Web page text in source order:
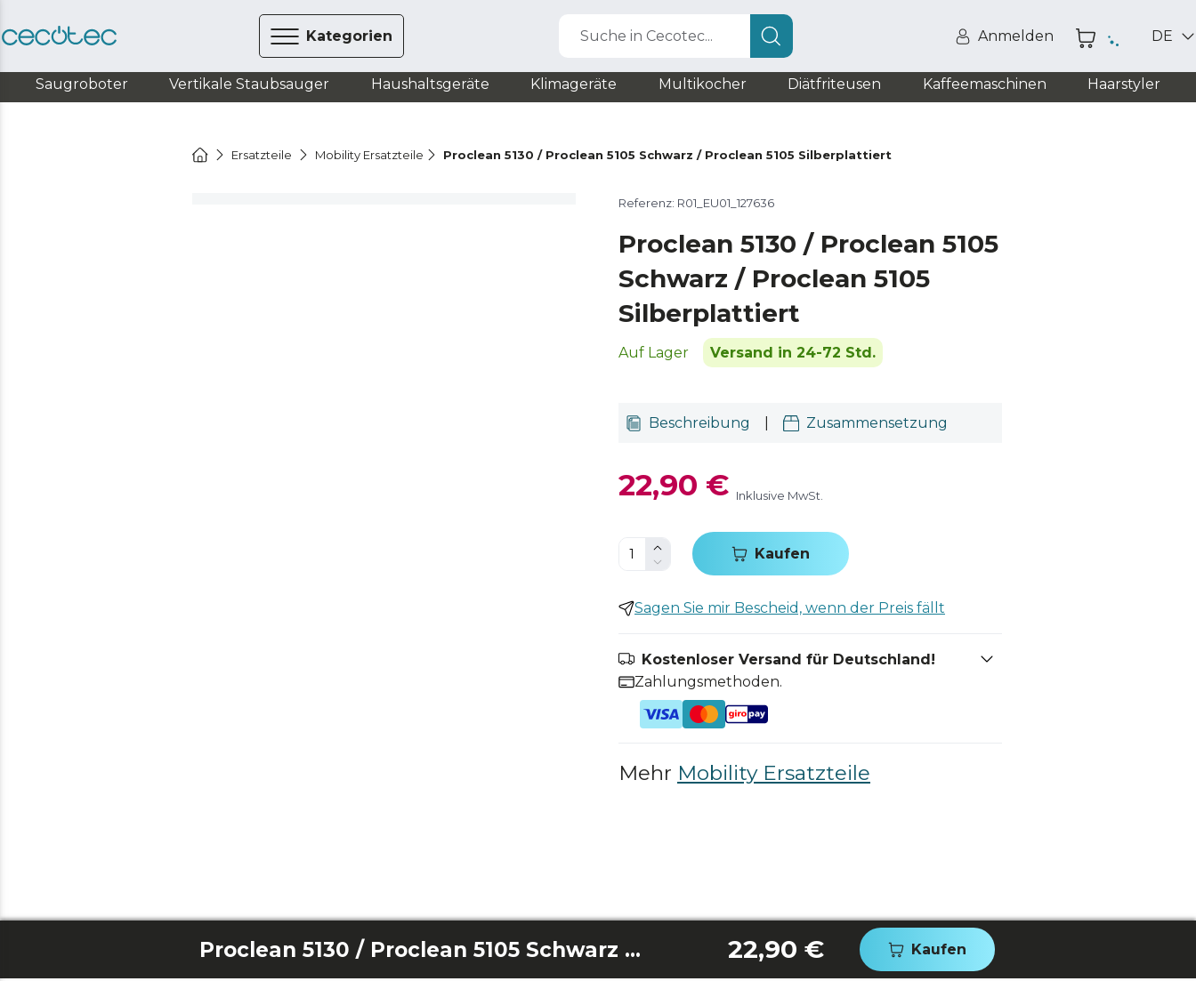
Kategorien Suche in Cecotec... Anmelden DE
Saugroboter Vertikale Staubsauger Haushaltsgeräte Klimageräte Multikocher Diätfriteusen Kaffeemaschinen Haarstyler
Ersatzteile Mobility Ersatzteile Proclean 5130 / Proclean 5105 Schwarz / Proclean 5105 Silberplattiert
Referenz: R01_EU01_127636
Proclean 5130 / Proclean 5105
Schwarz / Proclean 5105
Silberplattiert
Auf Lager Versand in 24-72 Std.
Beschreibung Zusammensetzung
22,90 € Inklusive MwSt.
Kaufen
Sagen Sie mir Bescheid, wenn der Preis fällt
Kostenloser Versand für Deutschland!
Zahlungsmethoden.
Mehr Mobility Ersatzteile
Proclean 5130 / Proclean 5105 Schwarz / Proclean 5105 Silberplattiert 22,90 € Kaufen